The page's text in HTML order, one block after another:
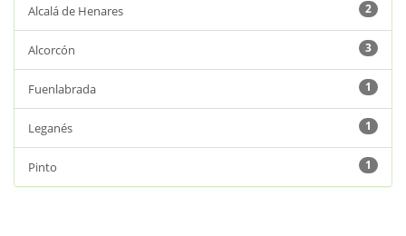
Alcalá de Henares 2
Alcorcón 3
Fuenlabrada 1
Leganés 1
Pinto 1